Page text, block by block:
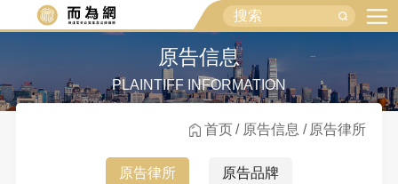
原告信息
PLAINTIFF INFORMATION
首页 原告信息 原告律所
原告律所 原告品牌